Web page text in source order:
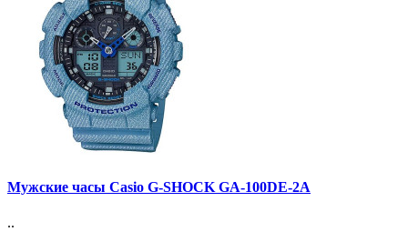
Мужские часы Casio G-SHOCK GA-100DE-2A
..